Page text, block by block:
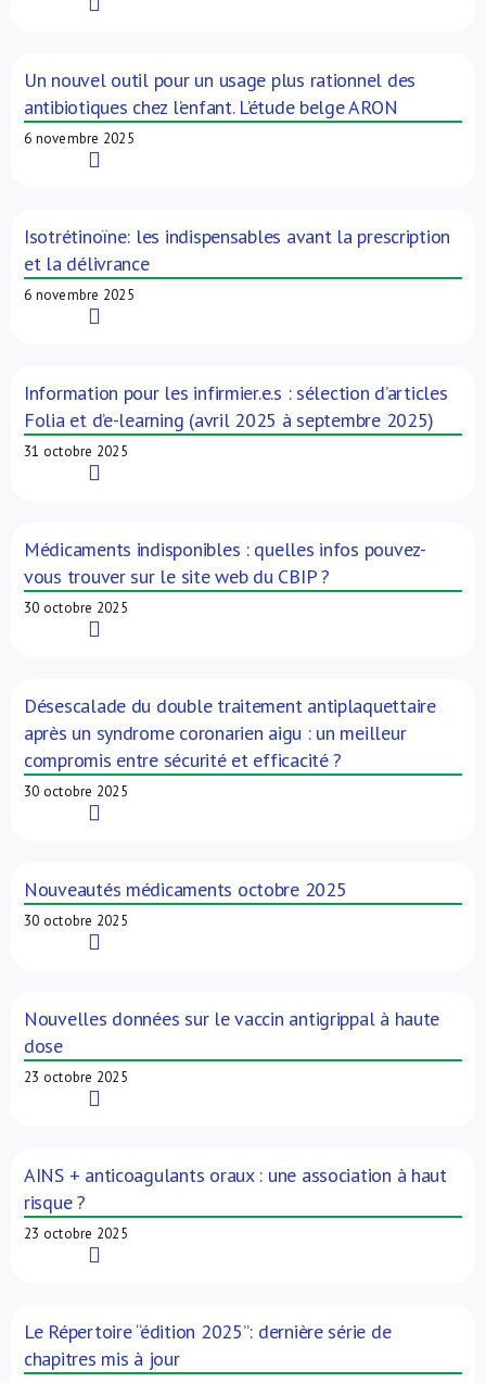
Un nouvel outil pour un usage plus rationnel des
antibiotiques chez l’enfant. L’étude belge ARON
6 novembre 2025
Isotrétinoïne: les indispensables avant la prescription
et la délivrance
6 novembre 2025
Information pour les infirmier.e.s : sélection d’articles
Folia et d’e-learning (avril 2025 à septembre 2025)
31 octobre 2025
Médicaments indisponibles : quelles infos pouvez-
vous trouver sur le site web du CBIP ?
30 octobre 2025
Désescalade du double traitement antiplaquettaire
après un syndrome coronarien aigu : un meilleur
compromis entre sécurité et efficacité ?
30 octobre 2025
Nouveautés médicaments octobre 2025
30 octobre 2025
Nouvelles données sur le vaccin antigrippal à haute
dose
23 octobre 2025
AINS + anticoagulants oraux : une association à haut
risque ?
23 octobre 2025
Le Répertoire “édition 2025”: dernière série de
chapitres mis à jour